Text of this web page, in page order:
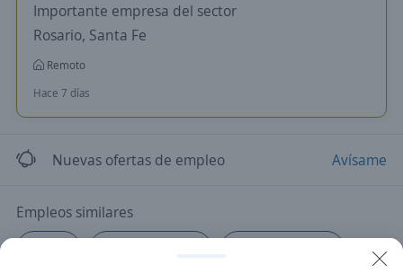
Importante empresa del sector
Rosario, Santa Fe
Remoto
Hace 7 días
Nuevas ofertas de empleo Avísame
Empleos similares